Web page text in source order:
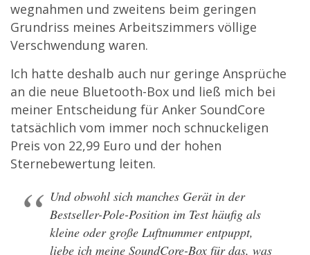
wegnahmen und zweitens beim geringen
Grundriss meines Arbeitszimmers völlige
Verschwendung waren.
Ich hatte deshalb auch nur geringe Ansprüche
an die neue Bluetooth-Box und ließ mich bei
meiner Entscheidung für Anker SoundCore
tatsächlich vom immer noch schnuckeligen
Preis von 22,99 Euro und der hohen
Sternebewertung leiten.
Und obwohl sich manches Gerät in der
Bestseller-Pole-Position im Test häufig als
kleine oder große Luftnummer entpuppt,
liebe ich meine SoundCore-Box für das, was